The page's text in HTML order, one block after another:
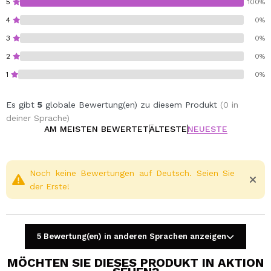
Vegan.
Cruelty free.
5 100%
4 0%
3 0%
2 0%
1 0%
Es gibt 5 globale Bewertung(en) zu diesem Produkt (0 in
deiner Sprache)
AM MEISTEN BEWERTETÄLTESTENEUESTE
Noch keine Bewertungen auf Deutsch. Seien Sie
der Erste!
5 Bewertung(en) in anderen Sprachen anzeigen
MÖCHTEN SIE DIESES PRODUKT IN AKTION